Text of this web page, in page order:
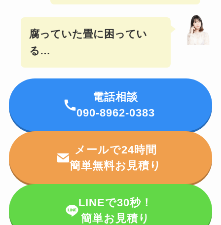
腐っていた畳に困ってい
る…
電話相談
090-8962-0383
メールで24時間
簡単無料お見積り
LINEで30秒！
簡単お見積り